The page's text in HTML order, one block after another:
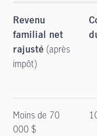
Revenu
familial net
rajusté (après
impôt)
Moins de 70
000 $